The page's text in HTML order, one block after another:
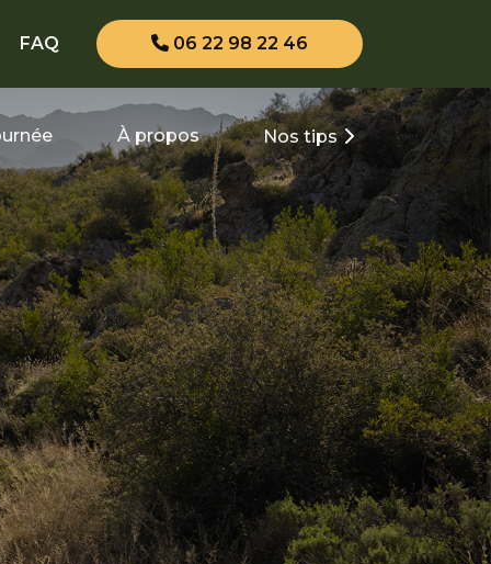
FAQ 06 22 98 22 46
À propos Nos tips